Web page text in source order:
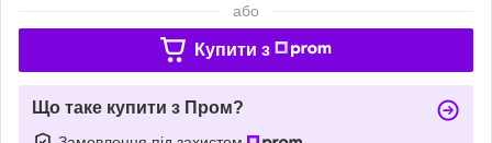
або
Купити з
Що таке купити з Пром?